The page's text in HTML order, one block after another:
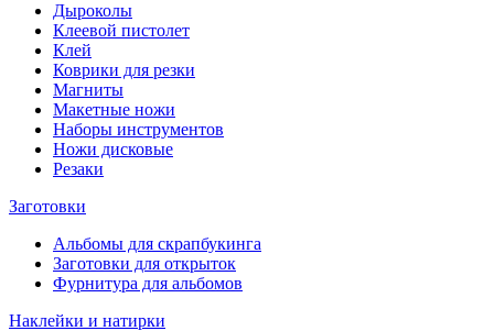
Дыроколы
Клеевой пистолет
Клей
Коврики для резки
Магниты
Макетные ножи
Наборы инструментов
Ножи дисковые
Резаки
Заготовки
Альбомы для скрапбукинга
Заготовки для открыток
Фурнитура для альбомов
Наклейки и натирки